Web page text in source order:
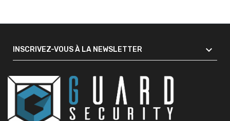
INSCRIVEZ-VOUS À LA NEWSLETTER 